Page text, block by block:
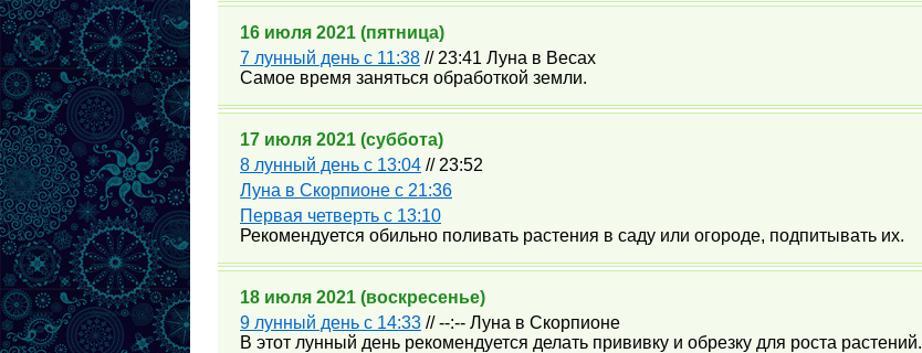
16 июля 2021 (пятница)
7 лунный день с 11:38 // 23:41 Луна в Весах
Самое время заняться обработкой земли.
17 июля 2021 (суббота)
8 лунный день с 13:04 // 23:52
Луна в Скорпионе с 21:36
Первая четверть с 13:10
Рекомендуется обильно поливать растения в саду или огороде, подпитывать их.
18 июля 2021 (воскресенье)
9 лунный день с 14:33 // --:-- Луна в Скорпионе
В этот лунный день рекомендуется делать прививку и обрезку для роста растений.